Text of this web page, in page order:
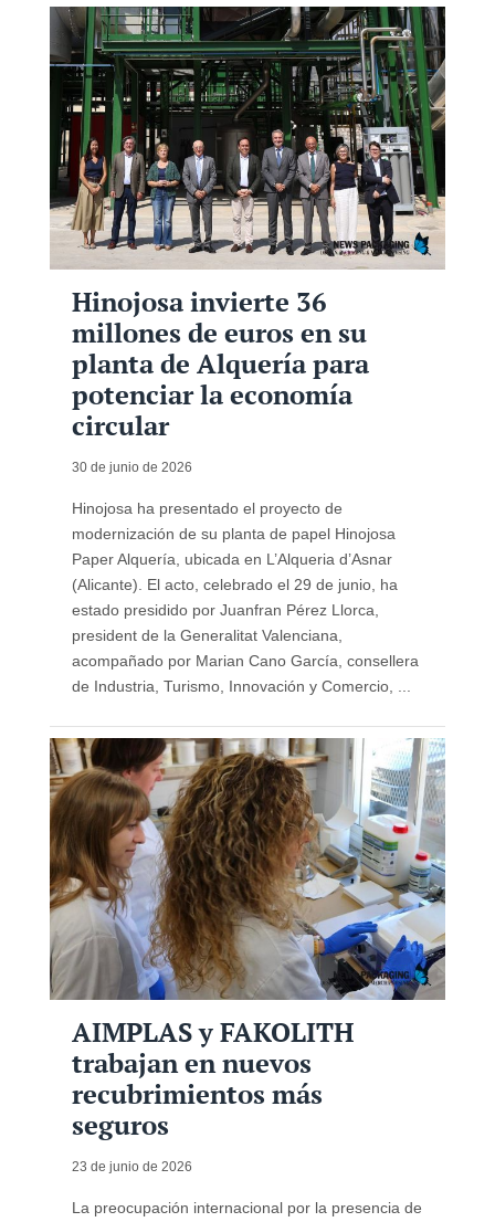
Hinojosa invierte 36
millones de euros en su
planta de Alquería para
potenciar la economía
circular
30 de junio de 2026
Hinojosa ha presentado el proyecto de
modernización de su planta de papel Hinojosa
Paper Alquería, ubicada en L’Alqueria d’Asnar
(Alicante). El acto, celebrado el 29 de junio, ha
estado presidido por Juanfran Pérez Llorca,
president de la Generalitat Valenciana,
acompañado por Marian Cano García, consellera
de Industria, Turismo, Innovación y Comercio, ...
AIMPLAS y FAKOLITH
trabajan en nuevos
recubrimientos más
seguros
23 de junio de 2026
La preocupación internacional por la presencia de